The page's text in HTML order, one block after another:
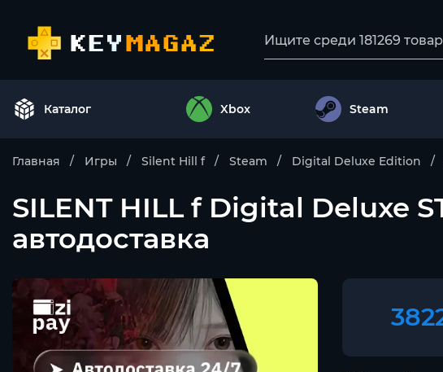
Каталог Xbox Steam
Главная Игры Silent Hill f Steam Digital Deluxe Edition
SILENT HILL f Digital Deluxe
автодоставка